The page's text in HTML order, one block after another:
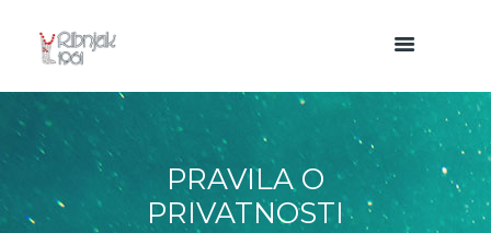
PRAVILA O
PRIVATNOSTI